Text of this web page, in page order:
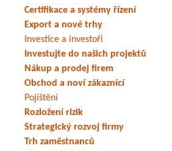
Certifikace a systémy řízení
Export a nové trhy
Investice a investoři
Investujte do našich projektů
Nákup a prodej firem
Obchod a noví zákaznící
Pojištění
Rozložení rizik
Strategický rozvoj firmy
Trh zaměstnanců